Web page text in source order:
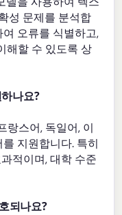
성 문제를 분석합
오류를 식별하고,
해할 수 있도록 상
나요?
랑스어, 독일어, 이
지원합니다. 특히
적이며, 대학 수준
되나요?